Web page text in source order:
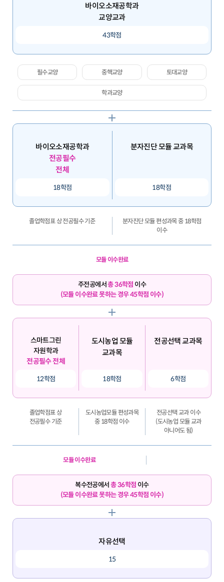
바이오소재공학과
교양교과
43학점
필수교양 중핵교양 토대교양
학과교양
바이오소재공학과
전공필수
전체
18학점
분자진단 모듈 교과목
18학점
졸업학점표 상 전공필수 기준
분자진단 모듈 편성과목 중 18학점
이수
모듈 이수완료
주전공에서총 36학점 이수
(모듈 이수완료 못하는 경우 45학점 이수)
스마트그린
자원학과
전공필수 전체
12학점
도시농업 모듈
교과목
18학점
전공선택 교과목
6학점
졸업학점표 상
전공필수 기준
도시농업모듈 편성과목
중 18학점 이수
전공선택 교과 이수
(도시농업 모듈 교과
아니어도 됨)
모듈 이수완료
복수전공에서총 36학점 이수
(모듈 이수완료 못하는 경우 45학점 이수)
자유선택
15